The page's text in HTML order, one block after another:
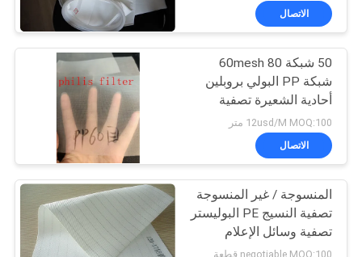
شبكة مرشح ميكرون
44
21
الاتصال
50 شبكة 60mesh 80
شبكة PP البولي بروبلين
أحادية الشعيرة تصفية
القماش
12usd/M MOQ:100 متر
الاتصال
المنسوجة / غير المنسوجة
تصفية النسيج PE البوليستر
تصفية وسائل الإعلام
لحقيبة التصفية الصناعية
negotiable MOQ:100 قطعة